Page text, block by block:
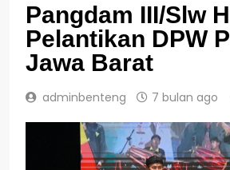
Pangdam III/Slw
Pelantikan DPW
Jawa Barat
adminbenteng 7 bulan ago